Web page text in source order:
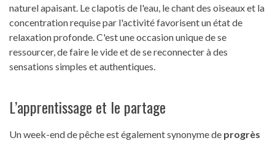
naturel apaisant. Le clapotis de l'eau, le chant des oiseaux et la
concentration requise par l'activité favorisent un état de
relaxation profonde. C'est une occasion unique de se
ressourcer, de faire le vide et de se reconnecter à des
sensations simples et authentiques.
L’apprentissage et le partage
Un week-end de pêche est également synonyme de progrès